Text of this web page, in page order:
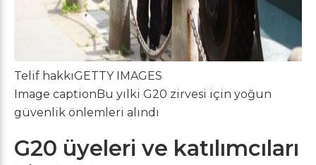
Telif hakkıGETTY IMAGES
Image captionBu yılki G20 zirvesi için yoğun
güvenlik önlemleri alındı
G20 üyeleri ve katılımcıları